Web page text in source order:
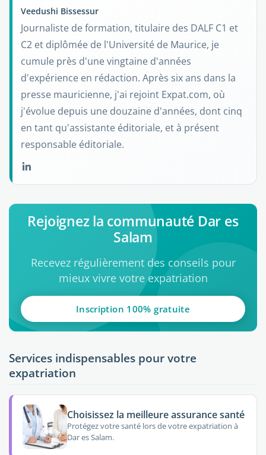
Veedushi Bissessur
Journaliste de formation, titulaire des DALF C1 et
C2 et diplômée de l'Université de Maurice, je
cumule près d'une vingtaine d'années
d'expérience en rédaction. Après six ans dans la
presse mauricienne, j'ai rejoint Expat.com, où
j'évolue depuis une douzaine d'années, dont cinq
en tant qu'assistante éditoriale, et à présent
responsable éditoriale.
Rejoignez la communauté Dar es
Salam
Recevez régulièrement des conseils pour
mieux vivre votre expatriation
Inscription 100% gratuite
Services indispensables pour votre
expatriation
Choisissez la meilleure assurance santé
Protégez votre santé lors de votre expatriation à
Dar es Salam.